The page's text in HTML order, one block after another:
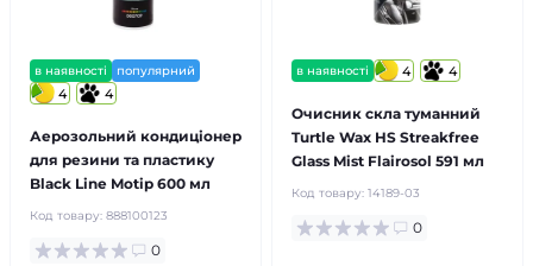
в наявності популярний
4 4
Аерозольний кондиціонер
для резини та пластику
Black Line Motip 600 мл
Код товару: 888100123
0
в наявності 4 4
Очисник скла туманний
Turtle Wax HS Streakfree
Glass Mist Flairosol 591 мл
Код товару: 14189-03
0